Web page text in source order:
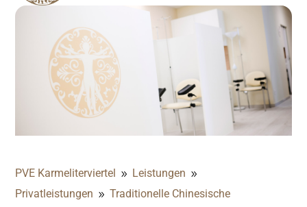
PVE Karmeliterviertel 9 Leistungen 9
Privatleistungen 9 Traditionelle Chinesische